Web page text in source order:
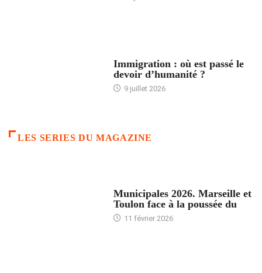
Immigration : où est passé le
devoir d’humanité ?
9 juillet 2026
LES SERIES DU MAGAZINE
Municipales 2026. Marseille et
Toulon face à la poussée du
11 février 2026